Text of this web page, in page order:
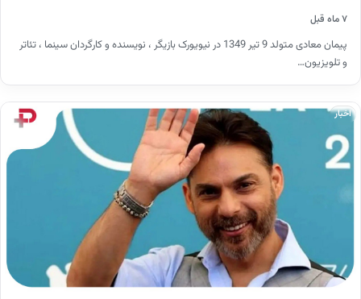
۷ ماه قبل
پیمان معادی متولد 9 تیر 1349 در نیویورک بازیگر ، نویسنده و کارگردان سینما ، تئاتر
و تلویزیون…
اخبار